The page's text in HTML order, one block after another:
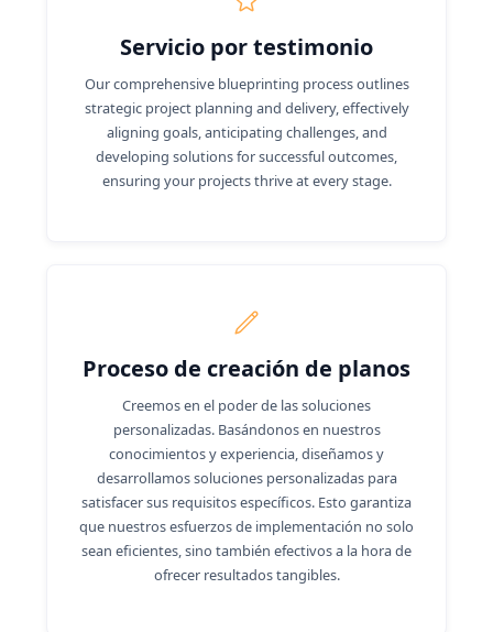
Servicio por testimonio
Our comprehensive blueprinting process outlines
strategic project planning and delivery, effectively
aligning goals, anticipating challenges, and
developing solutions for successful outcomes,
ensuring your projects thrive at every stage.
Proceso de creación de planos
Creemos en el poder de las soluciones
personalizadas. Basándonos en nuestros
conocimientos y experiencia, diseñamos y
desarrollamos soluciones personalizadas para
satisfacer sus requisitos específicos. Esto garantiza
que nuestros esfuerzos de implementación no solo
sean eficientes, sino también efectivos a la hora de
ofrecer resultados tangibles.